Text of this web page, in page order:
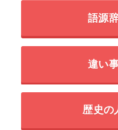
語源
違い
歴史の